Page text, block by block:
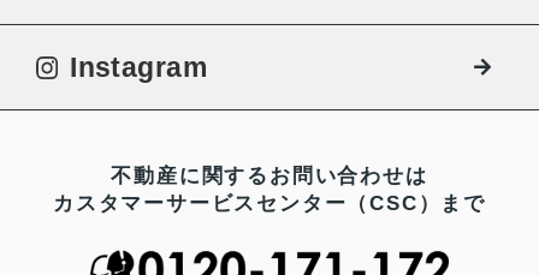
Instagram
不動産に関するお問い合わせは
カスタマーサービスセンター（CSC）まで